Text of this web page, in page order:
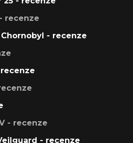
recenze
- recenze
- recenze
- recenze